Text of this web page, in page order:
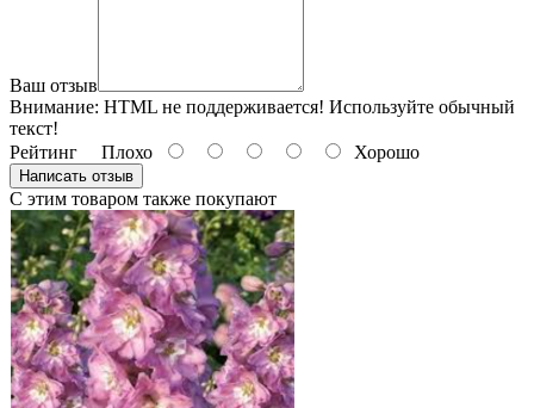
Ваш отзыв
Внимание: HTML не поддерживается! Используйте обычный
текст!
Рейтинг Плохо Хорошо
Написать отзыв
С этим товаром также покупают